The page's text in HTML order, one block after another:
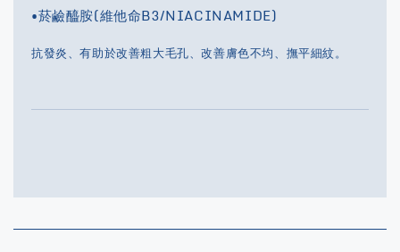
•菸鹼醯胺(維他命B3/NIACINAMIDE)
抗發炎、有助於改善粗大毛孔、改善膚色不均、撫平細紋。